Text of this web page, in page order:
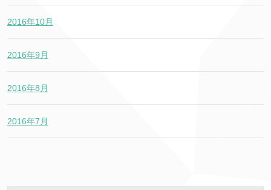
2016年10月
2016年9月
2016年8月
2016年7月